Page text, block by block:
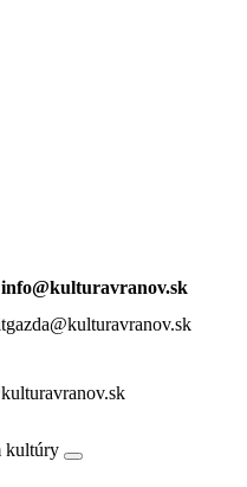
info@kulturavranov.sk
kultúry